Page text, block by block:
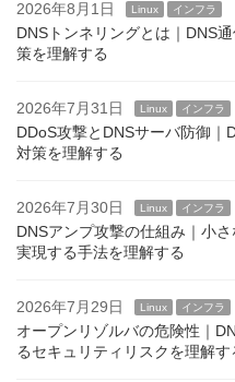
2026年8月1日 Linux インフラ
DNSトンネリングとは｜DNS
策を理解する
2026年7月31日 Linux インフラ
DDoS攻撃とDNSサーバ防御｜
対策を理解する
2026年7月30日 Linux インフラ
DNSアンプ攻撃の仕組み｜小
実現する手法を理解する
2026年7月29日 Linux インフラ
オープンリゾルバの危険性｜
るセキュリティリスクを理解す